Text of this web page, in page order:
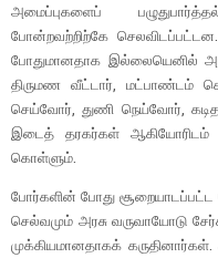
அமைப்புகளைப்
போன்றவற்றிற்கே செலவிடப்பட்டன.
போதுமானதாக இல்லையெனில்
திருமண வீட்டார்,
செய்வோர், துணி நெய்வோர்,
இடைத் தரகர்கள் ஆகியோரிடம்
கொள்ளும்.
போர்களின் போது
செல்வமும் அரசு வருவாயோடு
முக்கியமானதாகக்